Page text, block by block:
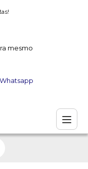
mesmo